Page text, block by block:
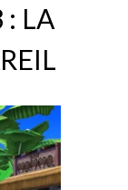
: LA